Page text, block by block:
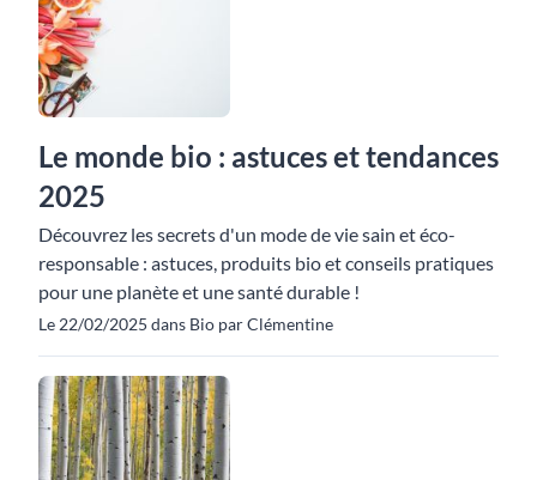
Le monde bio : astuces et tendances
2025
Découvrez les secrets d'un mode de vie sain et éco-
responsable : astuces, produits bio et conseils pratiques
pour une planète et une santé durable !
Le 22/02/2025 dans Bio par Clémentine